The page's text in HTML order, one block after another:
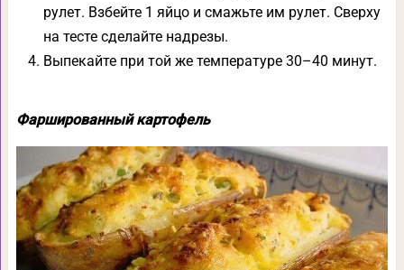
рулет. Взбейте 1 яйцо и смажьте им рулет. Сверху
на тесте сделайте надрезы.
Выпекайте при той же температуре 30–40 минут.
Фаршированный картофель